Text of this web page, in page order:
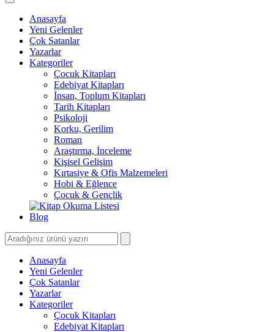
Anasayfa
Yeni Gelenler
Çok Satanlar
Yazarlar
Kategoriler
Çocuk Kitapları
Edebiyat Kitapları
İnsan, Toplum Kitapları
Tarih Kitapları
Psikoloji
Korku, Gerilim
Roman
Araştırma, İnceleme
Kişisel Gelişim
Kırtasiye & Ofis Malzemeleri
Hobi & Eğlence
Çocuk & Gençlik
Blog
Anasayfa
Yeni Gelenler
Çok Satanlar
Yazarlar
Kategoriler
Çocuk Kitapları
Edebiyat Kitapları